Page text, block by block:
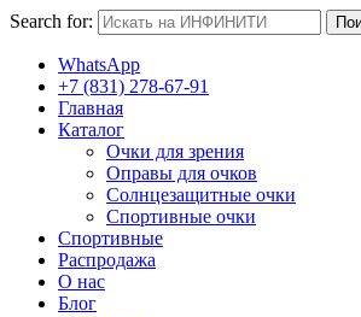
Search for:
WhatsApp
+7 (831) 278-67-91
Главная
Каталог
Очки для зрения
Оправы для очков
Солнцезащитные очки
Спортивные очки
Спортивные
Распродажа
О нас
Блог